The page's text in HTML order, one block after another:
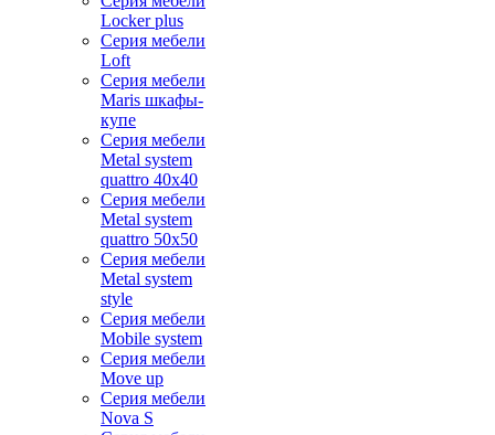
Locker plus
Серия мебели
Loft
Серия мебели
Maris шкафы-
купе
Серия мебели
Metal system
quattro 40x40
Серия мебели
Metal system
quattro 50x50
Серия мебели
Metal system
style
Серия мебели
Mobile system
Серия мебели
Move up
Серия мебели
Nova S